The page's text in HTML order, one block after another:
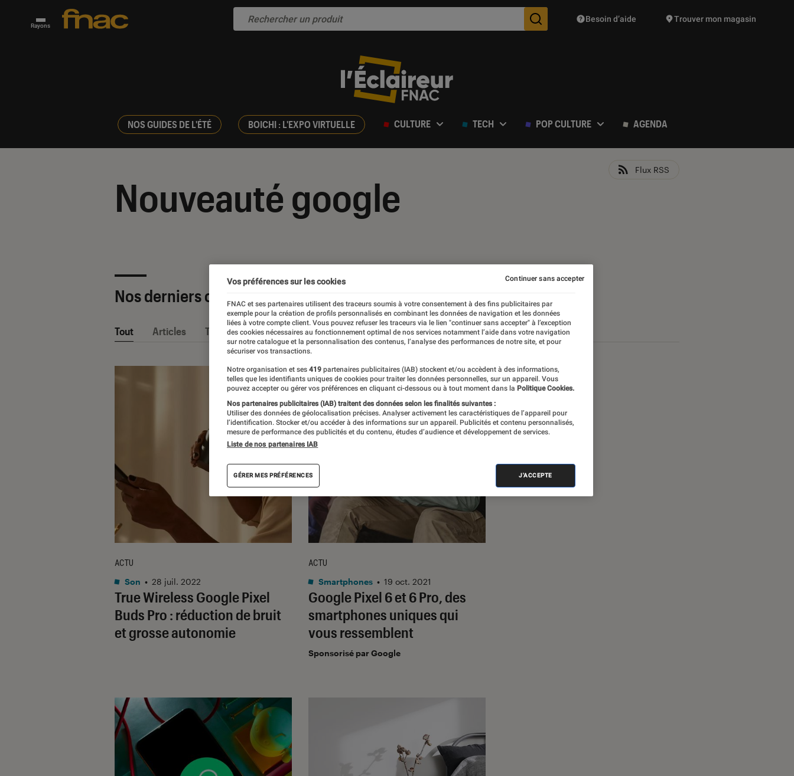
Rayons Des suggestions de produits vont vous être proposées
Besoin d’aide Trouver mon magasin
NOS GUIDES DE L'ÉTÉ BOICHI : L'EXPO VIRTUELLE CULTURE TECH POP CULTURE AGENDA
Nouveauté google
Flux RSS
Nos derniers contenus
Tout Articles Tests
True Wireless Google Pixel
Buds Pro : réduction de bruit
et grosse autonomie
ACTU
Son • 28 juil. 2022
Google Pixel 6 et 6 Pro, des
smartphones uniques qui
vous ressemblent
ACTU
Smartphones • 19 oct. 2021
Sponsorisé par Google
Vos préférences sur les cookies
FNAC et ses partenaires utilisent des traceurs soumis à votre consentement à des fins publicitaires par
exemple pour la création de profils personnalisés en combinant les données de navigation et les données
liées à votre compte client. Vous pouvez refuser les traceurs via le lien "continuer sans accepter" à l’exception
des cookies nécessaires au fonctionnement optimal de nos services notamment l’aide dans votre navigation
sur notre catalogue et la personnalisation des contenus, l’analyse des performances de notre site, et pour
sécuriser vos transactions.
Notre organisation et ses 419 partenaires publicitaires (IAB) stockent et/ou accèdent à des informations,
telles que les identifiants uniques de cookies pour traiter les données personnelles, sur un appareil. Vous
pouvez accepter ou gérer vos préférences en cliquant ci-dessous ou à tout moment dans la Politique Cookies.
Nos partenaires publicitaires (IAB) traitent des données selon les finalités suivantes :
Utiliser des données de géolocalisation précises. Analyser activement les caractéristiques de l’appareil pour
l’identification. Stocker et/ou accéder à des informations sur un appareil. Publicités et contenu personnalisés,
mesure de performance des publicités et du contenu, études d’audience et développement de services.
Liste de nos partenaires IAB
GÉRER MES PRÉFÉRENCES J'ACCEPTE
Continuer sans accepter